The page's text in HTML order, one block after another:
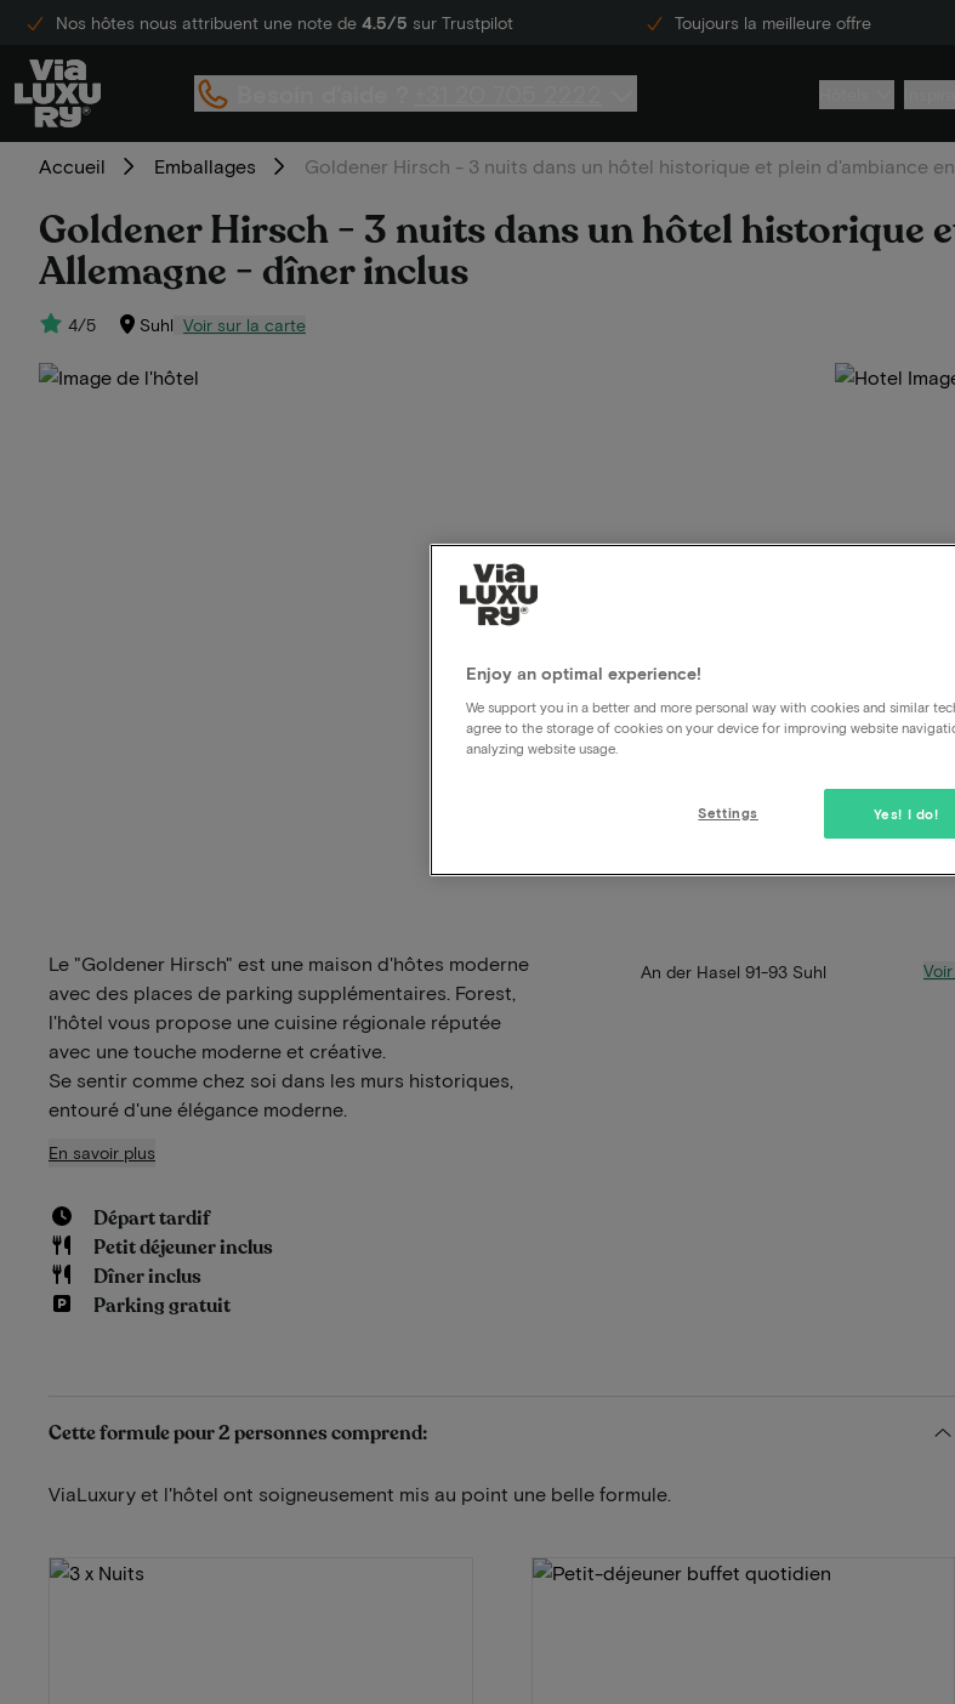
Nos hôtes nous attribuent une note de 4.5/5 sur Trustpilot Toujours la meilleure offre
Accueil Emballages Goldener Hirsch - 3 nuits dans un hôtel historique et plein d'ambiance
Goldener Hirsch - 3 nuits dans un hôtel historique
Allemagne - dîner inclus
4/5 Suhl Voir sur la carte
Le "Goldener Hirsch" est une maison d'hôtes moderne
avec des places de parking supplémentaires. Forest,
l'hôtel vous propose une cuisine régionale réputée
avec une touche moderne et créative.
Se sentir comme chez soi dans les murs historiques,
entouré d'une élégance moderne.
En savoir plus
Départ tardif
Petit déjeuner inclus
Dîner inclus
Parking gratuit
An der Hasel 91-93 Suhl
Cette formule pour 2 personnes comprend:
ViaLuxury et l'hôtel ont soigneusement mis au point une belle formule.
Enjoy an optimal experience!
We support you in a better and more personal way with cookies and similar
agree to the storage of cookies on your device for improving website
analyzing website usage.
Yes! I do!
Settings